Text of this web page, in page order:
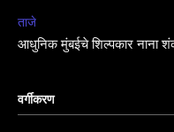
ताजे
आधुनिक मुंबईचे शिल्पकार नाना
वर्गीकरण